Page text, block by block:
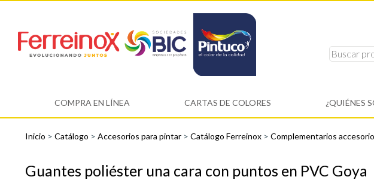
COMPRA EN LÍNEA CARTAS DE COLORES ¿QUIÉNES
Inicio > Catálogo > Accesorios para pintar > Catálogo Ferreinox > Complementarios
Guantes poliéster una cara con puntos en PVC Goya